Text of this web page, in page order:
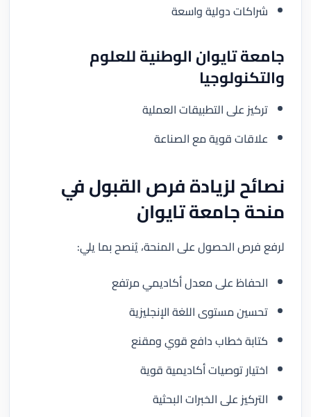
شراكات دولية واسعة
جامعة تايوان الوطنية للعلوم
والتكنولوجيا
تركيز على التطبيقات العملية
علاقات قوية مع الصناعة
نصائح لزيادة فرص القبول في
منحة جامعة تايوان
لرفع فرص الحصول على المنحة، يُنصح بما يلي:
الحفاظ على معدل أكاديمي مرتفع
تحسين مستوى اللغة الإنجليزية
كتابة خطاب دافع قوي ومقنع
اختيار توصيات أكاديمية قوية
التركيز على الخبرات البحثية